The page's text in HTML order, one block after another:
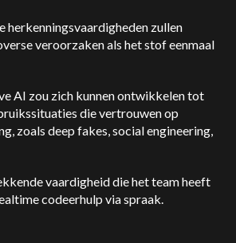
herkenningsvaardigheden zullen
veroorzaken als het stof eenmaal
AI zou zich kunnen ontwikkelen tot
die vertrouwen op
zoals deep fakes, social engineering,
vaardigheid die het team heeft
codeerhulp via spraak.